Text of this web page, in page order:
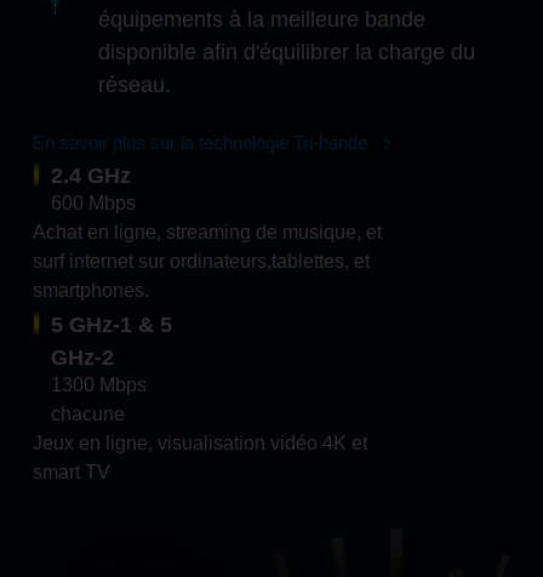
équipements à la meilleure bande
disponible afin d'équilibrer la charge du
réseau.
En savoir plus sur la technologie Tri-bande
2.4 GHz
600 Mbps
Achat en ligne, streaming de musique, et
surf internet sur ordinateurs,tablettes, et
smartphones.
5 GHz-1 & 5
GHz-2
1300 Mbps
chacune
Jeux en ligne, visualisation vidéo 4K et
smart TV